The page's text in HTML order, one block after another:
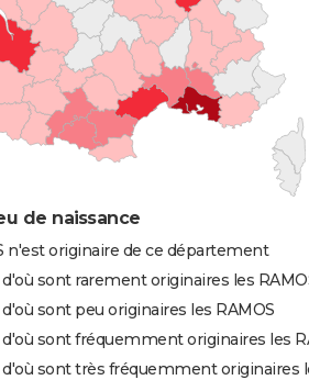
de naissance
n'est originaire de ce département
sont rarement originaires les RAMOS
sont peu originaires les RAMOS
sont fréquemment originaires les
sont très fréquemment originaires